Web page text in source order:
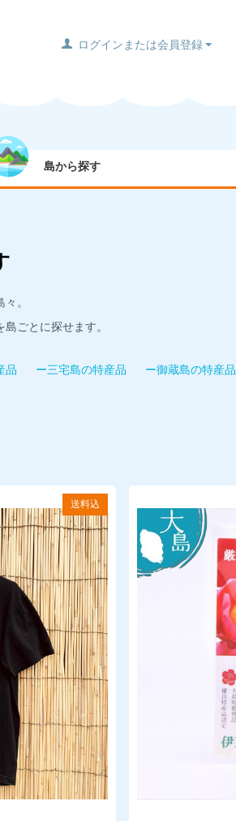
ログインまたは会員登録
島から探す
。
ごとに探せます。
品 ー三宅島の特産品 ー御蔵島の特産品
送料込